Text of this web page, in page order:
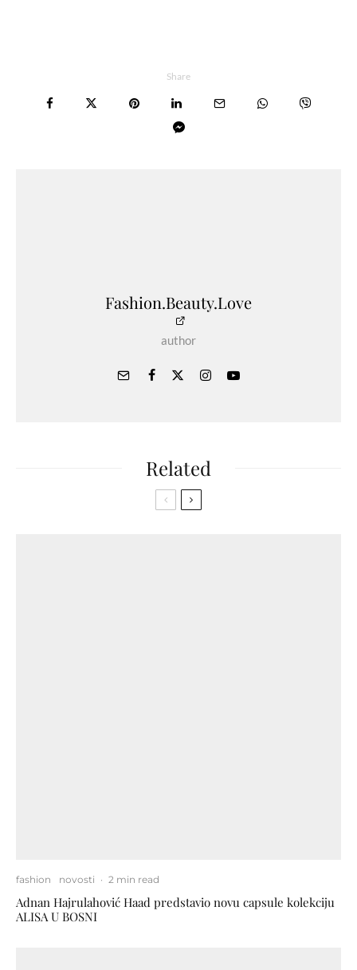
Share
Fashion.Beauty.Love
author
Related
fashion novosti · 2 min read
Adnan Hajrulahović Haad predstavio novu capsule kolekciju
ALISA U BOSNI